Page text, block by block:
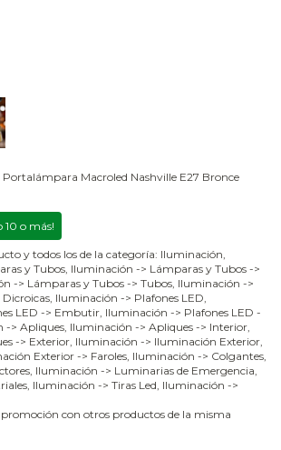
Portalámpara Macroled Nashville E27 Bronce
10 o más!
y todos los de la categoría: Iluminación,
y Tubos, Iluminación -> Lámparas y Tubos ->
-> Lámparas y Tubos -> Tubos, Iluminación ->
Iluminación -> Plafones LED,
LED -> Embutir, Iluminación -> Plafones LED -
-> Apliques, Iluminación -> Apliques -> Interior,
-> Exterior, Iluminación -> Iluminación Exterior,
Exterior -> Faroles, Iluminación -> Colgantes,
Iluminación -> Luminarias de Emergencia,
Iluminación -> Tiras Led, Iluminación ->
con otros productos de la misma